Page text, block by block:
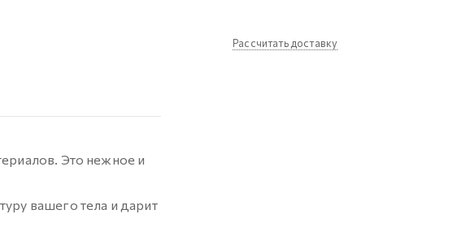
Это нежное и
вашего тела и дарит
Рассчитать доставку